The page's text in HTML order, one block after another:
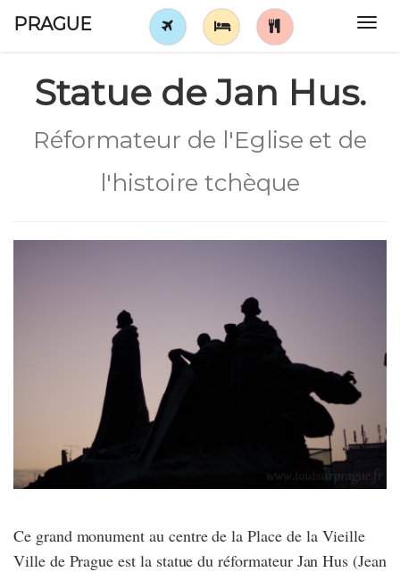
PRAGUE
Statue de Jan Hus.
Réformateur de l'Eglise et de
l'histoire tchèque
Ce grand monument au centre de la Place de la Vieille
Ville de Prague est la statue du réformateur Jan Hus (Jean